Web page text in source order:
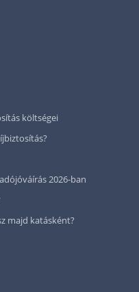
költségei
2026-ban
majd katásként?